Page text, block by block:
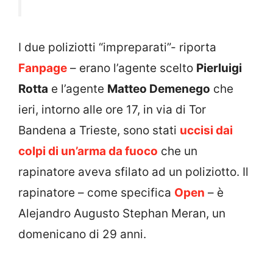
I due poliziotti “impreparati”- riporta
Fanpage – erano l’agente scelto Pierluigi
Rotta e l’agente Matteo Demenego che
ieri, intorno alle ore 17, in via di Tor
Bandena a Trieste, sono stati uccisi dai
colpi di un’arma da fuoco che un
rapinatore aveva sfilato ad un poliziotto. Il
rapinatore – come specifica Open – è
Alejandro Augusto Stephan Meran, un
domenicano di 29 anni.